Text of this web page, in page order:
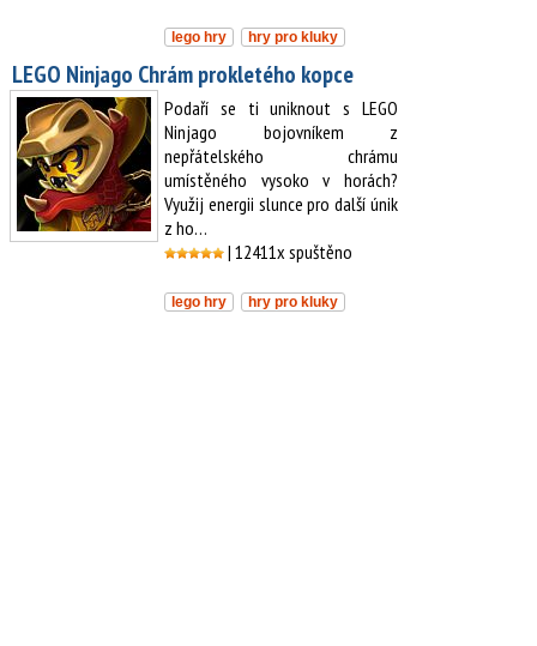
lego hry hry pro kluky
LEGO Ninjago Chrám prokletého kopce
Podaří se ti uniknout s LEGO
Ninjago bojovníkem z
nepřátelského chrámu
umístěného vysoko v horách?
Využij energii slunce pro další únik
z ho…
| 12411x spuštěno
lego hry hry pro kluky